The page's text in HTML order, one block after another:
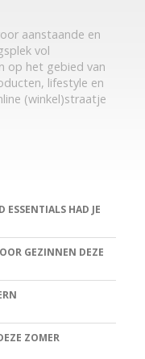
aanstaande en
vol
op het gebied van
lifestyle en
(winkel)straatje
ESSENTIALS HAD JE
GEZINNEN DEZE
ZOMER